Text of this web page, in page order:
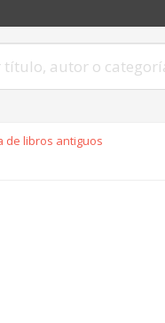
de libros antiguos